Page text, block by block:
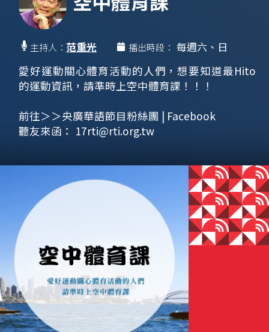
主持人： 范重光 播出時段： 每週六、日
愛好運動關心體育活動的人們，想要知道最Hito
的運動資訊，請準時上空中體育課！！！
前往＞＞央廣華語節目粉絲團 | Facebook
聽友來函： 17rti@rti.org.tw